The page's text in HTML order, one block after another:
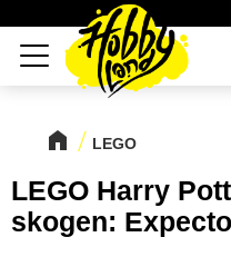
Meny
LEGO
LEGO Harry
skogen: